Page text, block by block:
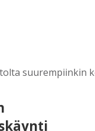
suurempiinkin